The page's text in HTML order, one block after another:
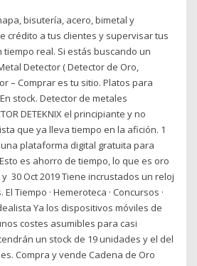
bisutería, acero, bimetal y
crédito a tus clientes y supervisar tus
tiempo real. Si estás buscando un
Detector ( Detector de Oro,
– Comprar es tu sitio. Platos para
stock. Detector de metales
DETEKNIX el principiante y no
que ya lleva tiempo en la afición. 1
plataforma digital gratuita para
es ahorro de tiempo, lo que es oro
30 Oct 2019 Tiene incrustados un reloj
Tiempo · Hemeroteca · Concursos ·
Ya los dispositivos móviles de
costes asumibles para casi
un stock de 19 unidades y el del
Compra y vende Cadena de Oro